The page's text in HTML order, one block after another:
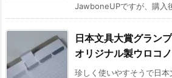
JawboneUPですが、購入
日本文具大賞グラン
オリジナル製ウロコ
珍しく使いやすそうで日